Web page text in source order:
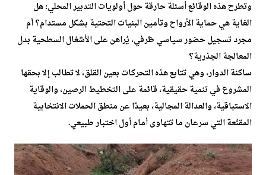
وتطرح هذه الوقائع أسئلة حارقة حول أولويات التدبير المحلي: هل
الغاية هي حماية الأرواح وتأمين البنيات التحتية بشكل مستدام؟ أم
مجرد تسجيل حضور سياسي ظرفي، يُراهن على الأشغال السطحية بدل
المعالجة الجذرية؟
ساكنة الدوار، وهي تتابع هذه التحركات بعين القلق، لا تطالب إلا بحقها
المشروع في تنمية حقيقية، قائمة على التخطيط الرصين، والوقاية
الاستباقية، والعدالة المجالية، بعيدًا عن منطق الحملات الانتخابية
المقنّعة التي سرعان ما تتهاوى أمام أول اختبار طبيعي.